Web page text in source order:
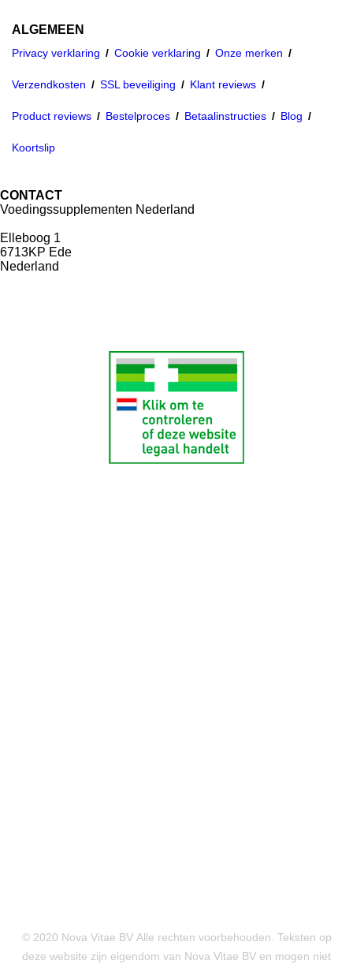
ALGEMEEN
Privacy verklaring Cookie verklaring Onze merken
Verzendkosten SSL beveiliging Klant reviews
Product reviews Bestelproces Betaalinstructies Blog
Koortslip
CONTACT
Voedingssupplementen Nederland
Elleboog 1
6713KP Ede
Nederland
© 2020 Nova Vitae BV Alle rechten voorbehouden. Teksten op
deze website zijn eigendom van Nova Vitae BV en mogen niet